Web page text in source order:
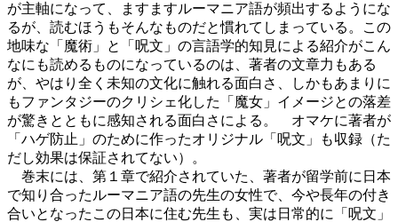
が主軸になって、ますますルーマニア語が頻出するようにな
るが、読むほうもそんなものだと慣れてしまっている。この
地味な「魔術」と「呪文」の言語学的知見による紹介がこん
なにも読めるものになっているのは、著者の文章力もある
が、やはり全く未知の文化に触れる面白さ、しかもあまりに
もファンタジーのクリシェ化した「魔女」イメージとの落差
が驚きとともに感知される面白さによる。 オマケに著者が
「ハゲ防止」のために作ったオリジナル「呪文」も収録（た
だし効果は保証されてない）。
巻末には、第１章で紹介されていた、著者が留学前に日本
で知り合ったルーマニア語の先生の女性で、今や長年の付き
合いとなったこの日本に住む先生も、実は日常的に「呪文」